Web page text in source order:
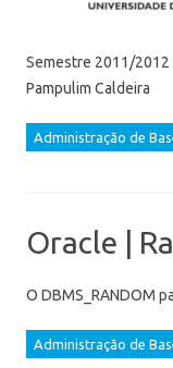
Semestre 2011/2012
Pampulim Caldeira
Administração de
Oracle |
O DBMS_RANDOM
Administração de